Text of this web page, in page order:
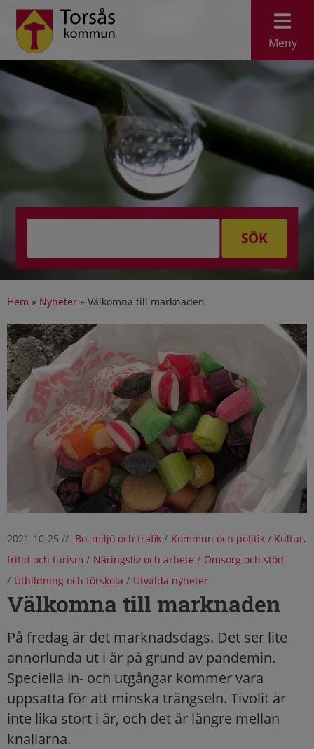
Meny
SÖK
Hem » Nyheter » Välkomna till marknaden
2021-10-25 // Bo, miljö och trafik/ Kommun och politik/ Kultur,
fritid och turism / Näringsliv och arbete / Omsorg och stöd
/ Utbildning och förskola / Utvalda nyheter
Välkomna till marknaden
På fredag är det marknadsdags. Det ser lite
annorlunda ut i år på grund av pandemin.
Speciella in- och utgångar kommer vara
uppsatta för att minska trängseln. Tivolit är
inte lika stort i år, och det är längre mellan
knallarna.